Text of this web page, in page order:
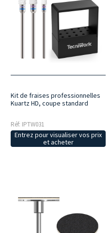
Kit de fraises professionnelles
Kuartz HD, coupe standard
Réf: IPTW031
Entrez pour visualiser vos prix
et acheter